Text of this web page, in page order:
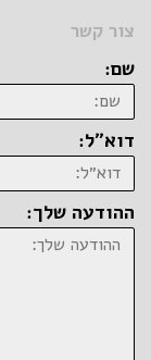
צור קשר
שם:
דוא״ל:
ההודעה שלך: